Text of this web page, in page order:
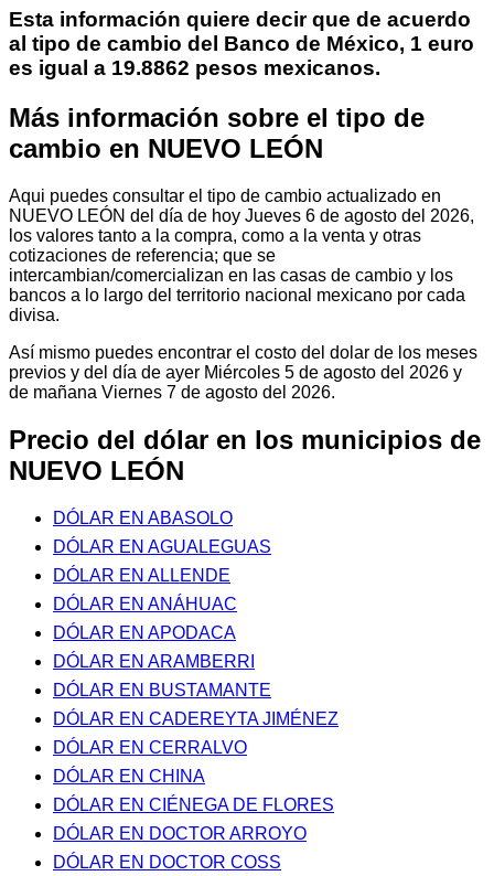
Esta información quiere decir que de acuerdo
al tipo de cambio del Banco de México, 1 euro
es igual a 19.8862 pesos mexicanos.
Más información sobre el tipo de
cambio en NUEVO LEÓN
Aqui puedes consultar el tipo de cambio actualizado en
NUEVO LEÓN del día de hoy Jueves 6 de agosto del 2026,
los valores tanto a la compra, como a la venta y otras
cotizaciones de referencia; que se
intercambian/comercializan en las casas de cambio y los
bancos a lo largo del territorio nacional mexicano por cada
divisa.
Así mismo puedes encontrar el costo del dolar de los meses
previos y del día de ayer Miércoles 5 de agosto del 2026 y
de mañana Viernes 7 de agosto del 2026.
Precio del dólar en los municipios de
NUEVO LEÓN
DÓLAR EN ABASOLO
DÓLAR EN AGUALEGUAS
DÓLAR EN ALLENDE
DÓLAR EN ANÁHUAC
DÓLAR EN APODACA
DÓLAR EN ARAMBERRI
DÓLAR EN BUSTAMANTE
DÓLAR EN CADEREYTA JIMÉNEZ
DÓLAR EN CERRALVO
DÓLAR EN CHINA
DÓLAR EN CIÉNEGA DE FLORES
DÓLAR EN DOCTOR ARROYO
DÓLAR EN DOCTOR COSS